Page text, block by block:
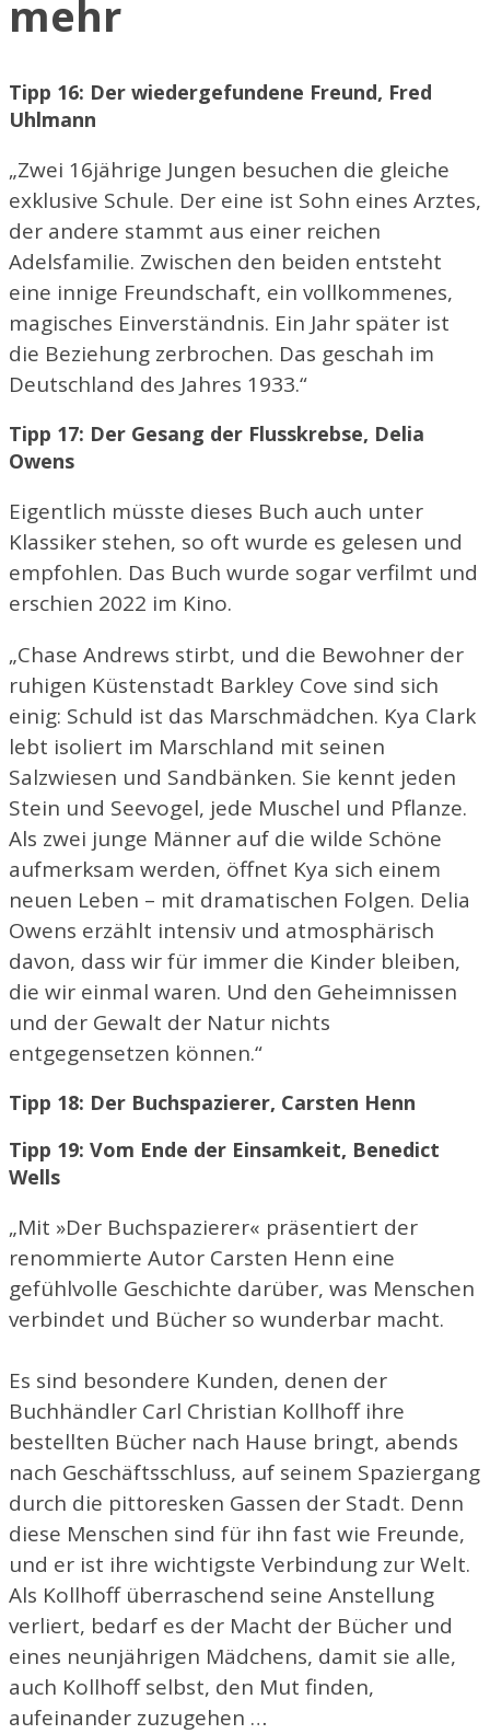
mehr
Tipp 16: Der wiedergefundene Freund, Fred
Uhlmann
„Zwei 16jährige Jungen besuchen die gleiche
exklusive Schule. Der eine ist Sohn eines Arztes,
der andere stammt aus einer reichen
Adelsfamilie. Zwischen den beiden entsteht
eine innige Freundschaft, ein vollkommenes,
magisches Einverständnis. Ein Jahr später ist
die Beziehung zerbrochen. Das geschah im
Deutschland des Jahres 1933.“
Tipp 17: Der Gesang der Flusskrebse, Delia
Owens
Eigentlich müsste dieses Buch auch unter
Klassiker stehen, so oft wurde es gelesen und
empfohlen. Das Buch wurde sogar verfilmt und
erschien 2022 im Kino.
„Chase Andrews stirbt, und die Bewohner der
ruhigen Küstenstadt Barkley Cove sind sich
einig: Schuld ist das Marschmädchen. Kya Clark
lebt isoliert im Marschland mit seinen
Salzwiesen und Sandbänken. Sie kennt jeden
Stein und Seevogel, jede Muschel und Pflanze.
Als zwei junge Männer auf die wilde Schöne
aufmerksam werden, öffnet Kya sich einem
neuen Leben – mit dramatischen Folgen. Delia
Owens erzählt intensiv und atmosphärisch
davon, dass wir für immer die Kinder bleiben,
die wir einmal waren. Und den Geheimnissen
und der Gewalt der Natur nichts
entgegensetzen können.“
Tipp 18: Der Buchspazierer, Carsten Henn
Tipp 19: Vom Ende der Einsamkeit, Benedict
Wells
„Mit »Der Buchspazierer« präsentiert der
renommierte Autor Carsten Henn eine
gefühlvolle Geschichte darüber, was Menschen
verbindet und Bücher so wunderbar macht.
Es sind besondere Kunden, denen der
Buchhändler Carl Christian Kollhoff ihre
bestellten Bücher nach Hause bringt, abends
nach Geschäftsschluss, auf seinem Spaziergang
durch die pittoresken Gassen der Stadt. Denn
diese Menschen sind für ihn fast wie Freunde,
und er ist ihre wichtigste Verbindung zur Welt.
Als Kollhoff überraschend seine Anstellung
verliert, bedarf es der Macht der Bücher und
eines neunjährigen Mädchens, damit sie alle,
auch Kollhoff selbst, den Mut finden,
aufeinander zuzugehen …